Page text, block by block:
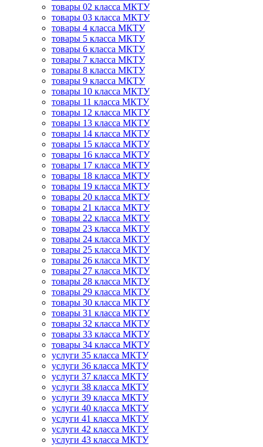
товары 02 класса МКТУ
товары 03 класса МКТУ
товары 4 класса МКТУ
товары 5 класса МКТУ
товары 6 класса МКТУ
товары 7 класса МКТУ
товары 8 класса МКТУ
товары 9 класса МКТУ
товары 10 класса МКТУ
товары 11 класса МКТУ
товары 12 класса МКТУ
товары 13 класса МКТУ
товары 14 класса МКТУ
товары 15 класса МКТУ
товары 16 класса МКТУ
товары 17 класса МКТУ
товары 18 класса МКТУ
товары 19 класса МКТУ
товары 20 класса МКТУ
товары 21 класса МКТУ
товары 22 класса МКТУ
товары 23 класса МКТУ
товары 24 класса МКТУ
товары 25 класса МКТУ
товары 26 класса МКТУ
товары 27 класса МКТУ
товары 28 класса МКТУ
товары 29 класса МКТУ
товары 30 класса МКТУ
товары 31 класса МКТУ
товары 32 класса МКТУ
товары 33 класса МКТУ
товары 34 класса МКТУ
услуги 35 класса МКТУ
услуги 36 класса МКТУ
услуги 37 класса МКТУ
услуги 38 класса МКТУ
услуги 39 класса МКТУ
услуги 40 класса МКТУ
услуги 41 класса МКТУ
услуги 42 класса МКТУ
услуги 43 класса МКТУ